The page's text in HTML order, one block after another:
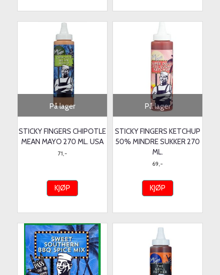
På lager
STICKY FINGERS CHIPOTLE
MEAN MAYO 270 ML. USA
71,-
KJØP
På lager
STICKY FINGERS KETCHUP
50% MINDRE SUKKER 270
ML.
69,-
KJØP